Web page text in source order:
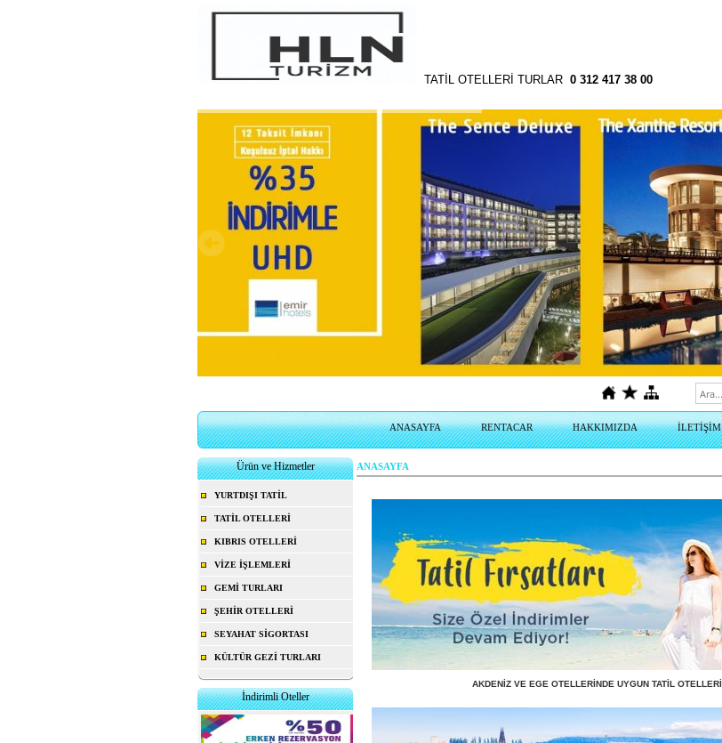
TATİL OTELLERİ TURLAR 0 312 417 38 00
ANASAYFA RENTACAR HAKKIMIZDA İLETİŞİM
Ürün ve Hizmetler
YURTDIŞI TATİL
TATİL OTELLERİ
KIBRIS OTELLERİ
VİZE İŞLEMLERİ
GEMİ TURLARI
ŞEHİR OTELLERİ
SEYAHAT SİGORTASI
KÜLTÜR GEZİ TURLARI
İndirimli Oteller
ANASAYFA
AKDENİZ VE EGE OTELLERİNDE UYGUN TATİL OTELLERİ